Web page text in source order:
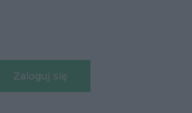
Zaloguj się